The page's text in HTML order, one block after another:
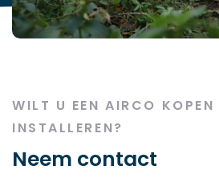
WILT U EEN AIRCO KOPEN
INSTALLEREN?
Neem contact